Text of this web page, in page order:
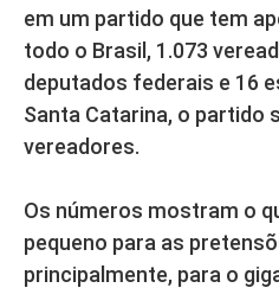
em um partido que tem
todo o Brasil, 1.073
deputados federais e 16
Santa Catarina, o partido
vereadores.
Os números mostram o
pequeno para as
principalmente, para o